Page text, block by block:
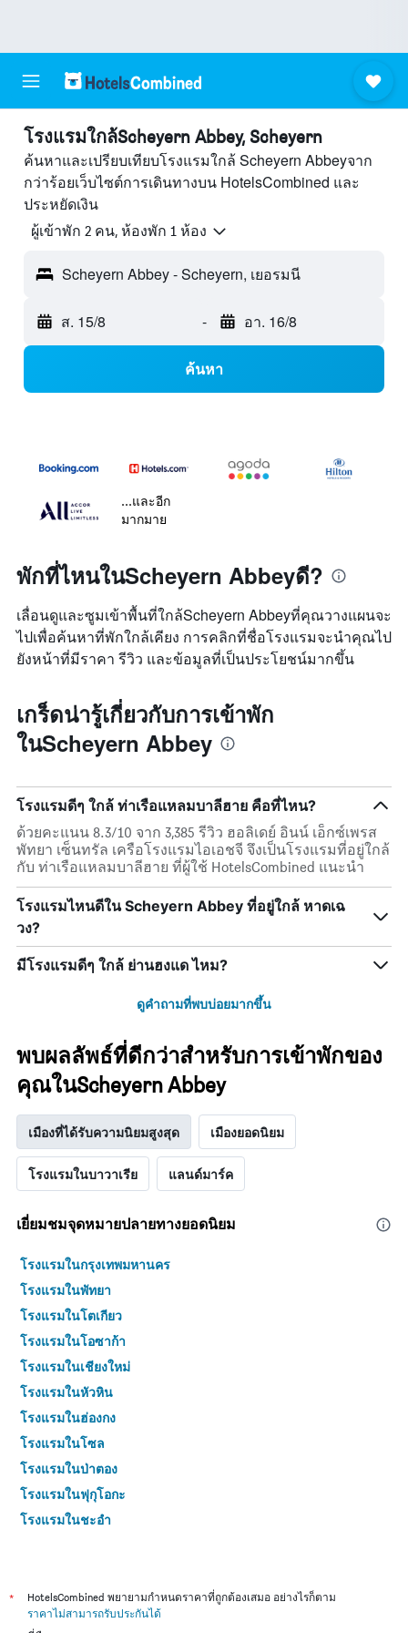
โรงแรมใกล้Scheyern Abbey, Scheyern
ค้นหาและเปรียบเทียบโรงแรมใกล้ Scheyern Abbeyจาก
กว่าร้อยเว็บไซต์การเดินทางบน HotelsCombined และ
ประหยัดเงิน
ผู้เข้าพัก 2 คน, ห้องพัก 1 ห้อง
Scheyern Abbey - Scheyern, เยอรมนี
ส. 15/8 - อา. 16/8
ค้นหา
...และอีก
มากมาย
พักที่ไหนในScheyern Abbeyดี?
เลื่อนดูและซูมเข้าพื้นที่ใกล้Scheyern Abbeyที่คุณวางแผนจะ
ไปเพื่อค้นหาที่พักใกล้เคียง การคลิกที่ชื่อโรงแรมจะนำคุณไป
ยังหน้าที่มีราคา รีวิว และข้อมูลที่เป็นประโยชน์มากขึ้น
เกร็ดน่ารู้เกี่ยวกับการเข้าพัก
ในScheyern Abbey
โรงแรมดีๆ ใกล้ ท่าเรือแหลมบาลีฮาย คือที่ไหน?
ด้วยคะแนน 8.3/10 จาก 3,385 รีวิว ฮอลิเดย์ อินน์ เอ็กซ์เพรส
พัทยา เซ็นทรัล เครือโรงแรมไอเอชจี จึงเป็นโรงแรมที่อยู่ใกล้
กับ ท่าเรือแหลมบาลีฮาย ที่ผู้ใช้ HotelsCombined แนะนำ
โรงแรมไหนดีใน Scheyern Abbey ที่อยู่ใกล้ หาดเฉ
วง?
มีโรงแรมดีๆ ใกล้ ย่านฮงแด ไหม?
ดูคำถามที่พบบ่อยมากขึ้น
พบผลลัพธ์ที่ดีกว่าสำหรับการเข้าพักของ
คุณในScheyern Abbey
เมืองที่ได้รับความนิยมสูงสุด เมืองยอดนิยม
โรงแรมในบาวาเรีย แลนด์มาร์ค
เยี่ยมชมจุดหมายปลายทางยอดนิยม
โรงแรมในกรุงเทพมหานคร
โรงแรมในพัทยา
โรงแรมในโตเกียว
โรงแรมในโอซาก้า
โรงแรมในเชียงใหม่
โรงแรมในหัวหิน
โรงแรมในฮ่องกง
โรงแรมในโซล
โรงแรมในป่าตอง
โรงแรมในฟุกุโอกะ
โรงแรมในชะอำ
โรงแรมในเกาะสมุย
โรงแรมในเซี่ยงไฮ้
*
HotelsCombined พยายามกำหนดราคาที่ถูกต้องเสมอ อย่างไรก็ตาม
ราคาไม่สามารถรับประกันได้